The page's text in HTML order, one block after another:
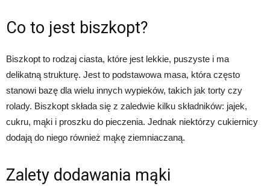
Co to jest biszkopt?
Biszkopt to rodzaj ciasta, które jest lekkie, puszyste i ma
delikatną strukturę. Jest to podstawowa masa, która często
stanowi bazę dla wielu innych wypieków, takich jak torty czy
rolady. Biszkopt składa się z zaledwie kilku składników: jajek,
cukru, mąki i proszku do pieczenia. Jednak niektórzy cukiernicy
dodają do niego również mąkę ziemniaczaną.
Zalety dodawania mąki